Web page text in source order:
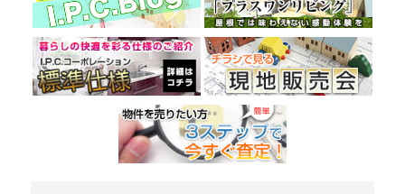
シ
ョ
ン